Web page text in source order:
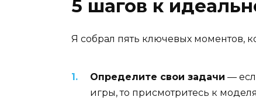
5 шагов к
Я собрал пять ключевых моментов,
Определите свои задачи —
игры, то присмотритесь к